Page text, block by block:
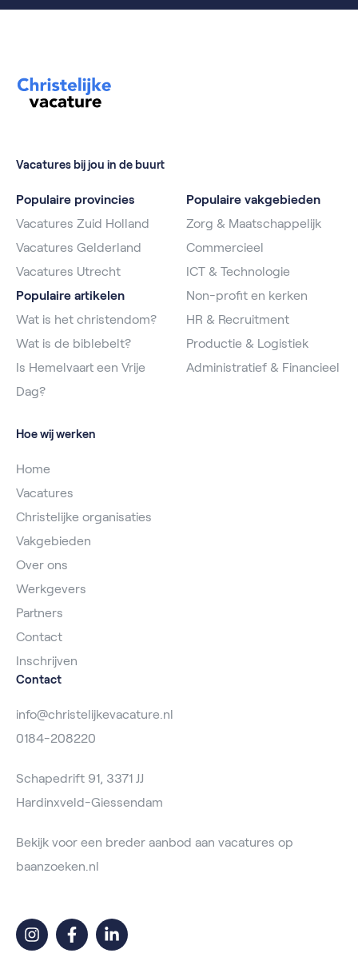
Vacatures bij jou in de buurt
Populaire provincies
Vacatures Zuid Holland
Vacatures Gelderland
Vacatures Utrecht
Populaire artikelen
Wat is het christendom?
Wat is de biblebelt?
Is Hemelvaart een Vrije
Dag?
Populaire vakgebieden
Zorg & Maatschappelijk
Commercieel
ICT & Technologie
Non-profit en kerken
HR & Recruitment
Productie & Logistiek
Administratief & Financieel
Hoe wij werken
Home
Vacatures
Christelijke organisaties
Vakgebieden
Over ons
Werkgevers
Partners
Contact
Inschrijven
Contact
info@christelijkevacature.nl
0184-208220
Schapedrift 91, 3371 JJ
Hardinxveld-Giessendam
Bekijk voor een breder aanbod aan vacatures op
baanzoeken.nl